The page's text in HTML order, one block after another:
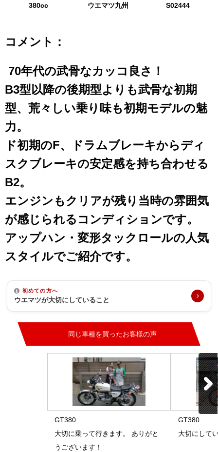
380cc
ウエマツ九州
S02444
コメント：
70年代の武骨なカッコ良さ！
B3型以降の後期型よりも武骨な初期
型、荒々しい乗り味も初期モデルの魅
力。
ド初期のF、ドラムブレーキからディ
スクブレーキの安定感を持ち合わせる
B2。
エンジンもクリアが残り当時の雰囲気
が感じられるコンディションです。
アップハン・変形タックロールの人気
スタイルでご紹介です。
初めての方へ
ウエマツが大切にしていること
同じ車種を買ったお客様の声
GT380
大切に乗って行きます。 ありがと
うございます！
GT380
大切にして